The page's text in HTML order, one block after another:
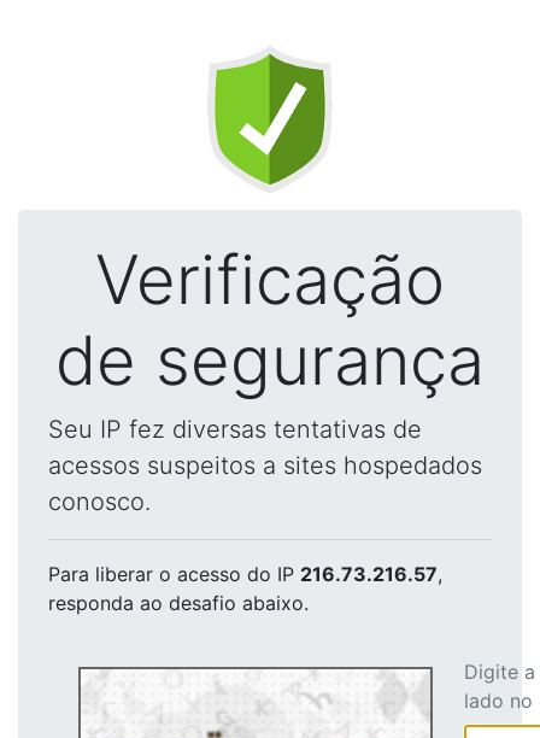
Verificação
de segurança
Seu IP fez diversas tentativas de
acessos suspeitos a sites hospedados
conosco.
Para liberar o acesso do IP 216.73.216.57,
responda ao desafio abaixo.
Digite
lado no